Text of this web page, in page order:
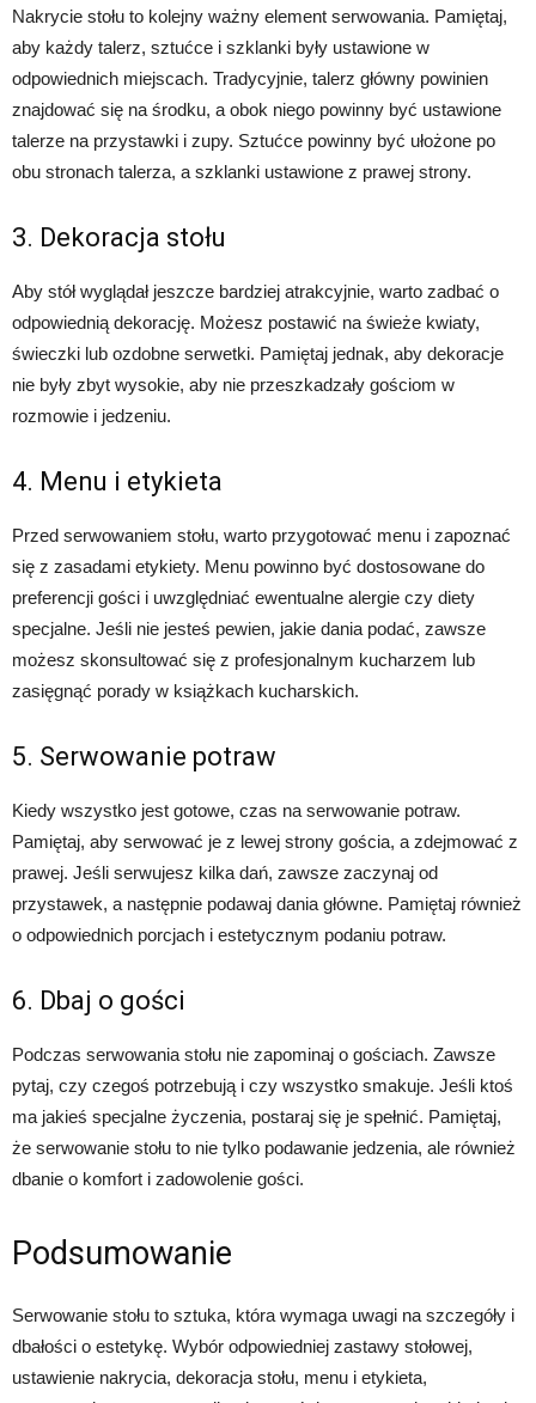
Nakrycie stołu to kolejny ważny element serwowania. Pamiętaj,
aby każdy talerz, sztućce i szklanki były ustawione w
odpowiednich miejscach. Tradycyjnie, talerz główny powinien
znajdować się na środku, a obok niego powinny być ustawione
talerze na przystawki i zupy. Sztućce powinny być ułożone po
obu stronach talerza, a szklanki ustawione z prawej strony.
3. Dekoracja stołu
Aby stół wyglądał jeszcze bardziej atrakcyjnie, warto zadbać o
odpowiednią dekorację. Możesz postawić na świeże kwiaty,
świeczki lub ozdobne serwetki. Pamiętaj jednak, aby dekoracje
nie były zbyt wysokie, aby nie przeszkadzały gościom w
rozmowie i jedzeniu.
4. Menu i etykieta
Przed serwowaniem stołu, warto przygotować menu i zapoznać
się z zasadami etykiety. Menu powinno być dostosowane do
preferencji gości i uwzględniać ewentualne alergie czy diety
specjalne. Jeśli nie jesteś pewien, jakie dania podać, zawsze
możesz skonsultować się z profesjonalnym kucharzem lub
zasięgnąć porady w książkach kucharskich.
5. Serwowanie potraw
Kiedy wszystko jest gotowe, czas na serwowanie potraw.
Pamiętaj, aby serwować je z lewej strony gościa, a zdejmować z
prawej. Jeśli serwujesz kilka dań, zawsze zaczynaj od
przystawek, a następnie podawaj dania główne. Pamiętaj również
o odpowiednich porcjach i estetycznym podaniu potraw.
6. Dbaj o gości
Podczas serwowania stołu nie zapominaj o gościach. Zawsze
pytaj, czy czegoś potrzebują i czy wszystko smakuje. Jeśli ktoś
ma jakieś specjalne życzenia, postaraj się je spełnić. Pamiętaj,
że serwowanie stołu to nie tylko podawanie jedzenia, ale również
dbanie o komfort i zadowolenie gości.
Podsumowanie
Serwowanie stołu to sztuka, która wymaga uwagi na szczegóły i
dbałości o estetykę. Wybór odpowiedniej zastawy stołowej,
ustawienie nakrycia, dekoracja stołu, menu i etykieta,